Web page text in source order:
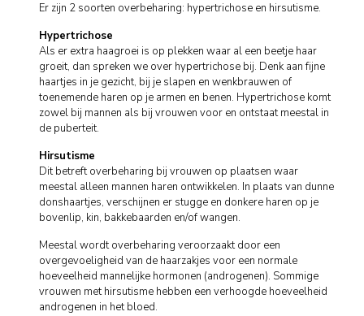
Er zijn 2 soorten overbeharing: hypertrichose en hirsutisme.
Hypertrichose
Als er extra haagroei is op plekken waar al een beetje haar
groeit, dan spreken we over hypertrichose bij. Denk aan fijne
haartjes in je gezicht, bij je slapen en wenkbrauwen of
toenemende haren op je armen en benen. Hypertrichose komt
zowel bij mannen als bij vrouwen voor en ontstaat meestal in
de puberteit.
Hirsutisme
Dit betreft overbeharing bij vrouwen op plaatsen waar
meestal alleen mannen haren ontwikkelen. In plaats van dunne
donshaartjes, verschijnen er stugge en donkere haren op je
bovenlip, kin, bakkebaarden en/of wangen.
Meestal wordt overbeharing veroorzaakt door een
overgevoeligheid van de haarzakjes voor een normale
hoeveelheid mannelijke hormonen (androgenen). Sommige
vrouwen met hirsutisme hebben een verhoogde hoeveelheid
androgenen in het bloed.